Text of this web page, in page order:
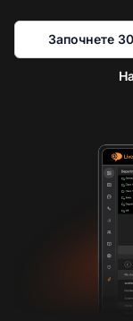
Започнете